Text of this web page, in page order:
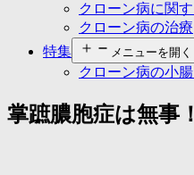
クローン病に関
クローン病の治療
特集
メニューを開く
クローン病の小
掌蹠膿胞症は無事